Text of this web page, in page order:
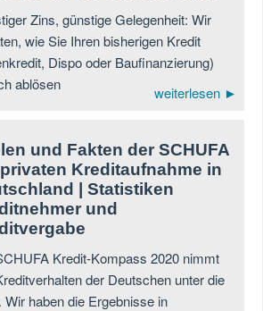
Zins, günstige Gelegenheit: Wir
wie Sie Ihren bisherigen Kredit
Dispo oder Baufinanzierung)
ablösen
weiterlesen ►
und Fakten der SCHUFA
Kreditaufnahme in
| Statistiken
und
Kredit-Kompass 2020 nimmt
der Deutschen unter die
Wir haben die Ergebnisse in